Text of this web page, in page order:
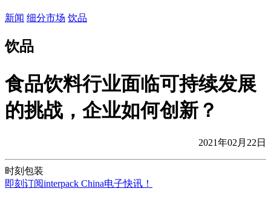
新闻 细分市场 饮品
饮品
食品饮料行业面临可持续发展
的挑战，企业如何创新？
2021年02月22日
时刻包装
即刻订阅interpack China电子快讯！